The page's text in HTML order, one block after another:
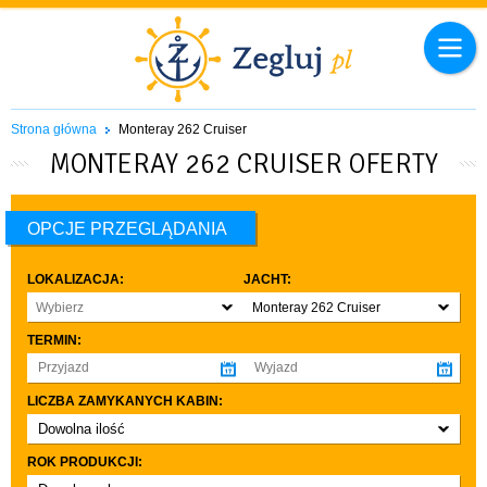
Strona główna Monteray 262 Cruiser
MONTERAY 262 CRUISER OFERTY
OPCJE PRZEGLĄDANIA
LOKALIZACJA:
Wybierz
JACHT:
Monteray 262 Cruiser
TERMIN:
LICZBA ZAMYKANYCH KABIN:
Dowolna ilość
co najmniej 1
co najmniej 2
ROK PRODUKCJI: